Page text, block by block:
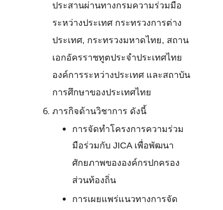
ประสานผ่านทางกรมความร่วมมือ
ระหว่างประเทศ กระทรวงการต่าง
ประเทศ, กระทรวงมหาดไทย, สถาน
เอกอัครราชทูตประจำประเทศไทย
องค์การระหว่างประเทศ และสถาบัน
การศึกษาของประเทศไทย
ภารกิจด้านวิชาการ ดังนี้
การจัดทำโครงการความร่วม
มือร่วมกับ JICA เพื่อพัฒนา
ศักยภาพขององค์กรปกครอง
ส่วนท้องถิ่น
การเผยแพร่แนวทางการจัด